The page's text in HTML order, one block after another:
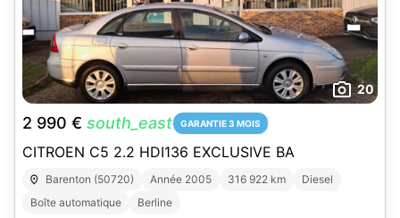
20
2 990 € south_east GARANTIE 3 MOIS
CITROEN C5 2.2 HDI136 EXCLUSIVE BA
Barenton (50720) Année 2005 316 922 km
Diesel
Boîte automatique
Berline